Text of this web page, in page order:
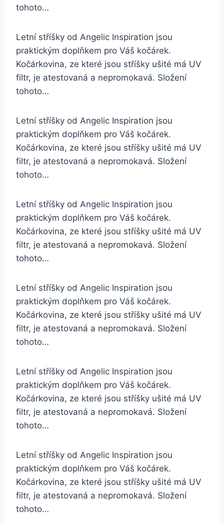
tohoto…
Letní stříšky od Angelic Inspiration jsou
praktickým doplňkem pro Váš kočárek.
Kočárkovina, ze které jsou stříšky ušité má UV
filtr, je atestovaná a nepromokavá. Složení
tohoto…
Letní stříšky od Angelic Inspiration jsou
praktickým doplňkem pro Váš kočárek.
Kočárkovina, ze které jsou stříšky ušité má UV
filtr, je atestovaná a nepromokavá. Složení
tohoto…
Letní stříšky od Angelic Inspiration jsou
praktickým doplňkem pro Váš kočárek.
Kočárkovina, ze které jsou stříšky ušité má UV
filtr, je atestovaná a nepromokavá. Složení
tohoto…
Letní stříšky od Angelic Inspiration jsou
praktickým doplňkem pro Váš kočárek.
Kočárkovina, ze které jsou stříšky ušité má UV
filtr, je atestovaná a nepromokavá. Složení
tohoto…
Letní stříšky od Angelic Inspiration jsou
praktickým doplňkem pro Váš kočárek.
Kočárkovina, ze které jsou stříšky ušité má UV
filtr, je atestovaná a nepromokavá. Složení
tohoto…
Letní stříšky od Angelic Inspiration jsou
praktickým doplňkem pro Váš kočárek.
Kočárkovina, ze které jsou stříšky ušité má UV
filtr, je atestovaná a nepromokavá. Složení
tohoto…